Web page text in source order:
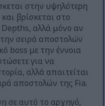
στην υψηλότερη
βρίσκεται στο
αλλά μόνο αν
σειρά αποστολών
boss με την έννοια
για να
αλλά απαιτείται
αποστολών της Fia.
σε αυτό το αρχηγό,